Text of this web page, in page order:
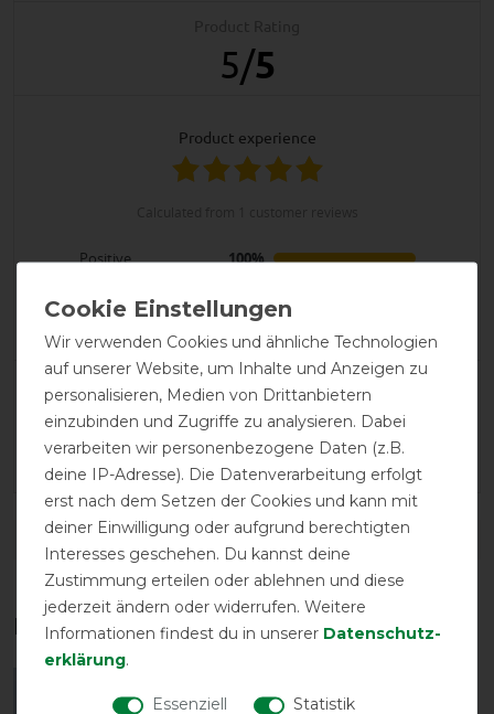
5/5
product experience
Positive
100%
Negative
0%
LATEST REVIEWS
19.05.2026
Sehr gut
DETAILS ZUR PRODUKTSICHERHEIT
Das perfekte Zubehör für dich
Wir verwenden Cookies und ähnliche Technologien
auf unserer Website, um Inhalte und Anzeigen zu
personalisieren, Medien von Drittanbietern
einzubinden und Zugriffe zu analysieren. Dabei
verarbeiten wir personenbezogene Daten (z.B.
deine IP-Adresse). Die Datenverarbeitung erfolgt
erst nach dem Setzen der Cookies und kann mit
deiner Einwilligung oder aufgrund berechtigten
Interesses geschehen. Du kannst deine
Zustimmung erteilen oder ablehnen und diese
jederzeit ändern oder widerrufen. Weitere
Informationen findest du in unserer Daten­schutz­
erklärung.
Essenziell
Statistik